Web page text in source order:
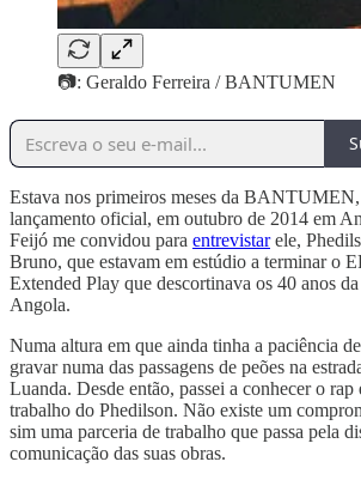
📷: Geraldo Ferreira / BANTUMEN
Estava nos primeiros meses da BANTUMEN,
lançamento oficial, em outubro de 2014 em
Feijó me convidou para entrevistarele,
Bruno, que estavam em estúdio a terminar o
Extended Play que descortinava os 40 anos
Angola.
Numa altura em que ainda tinha a paciência
gravar numa das passagens de peões na
Luanda. Desde então, passei a conhecer o rap
trabalho do Phedilson. Não existe um
sim uma parceria de trabalho que passa pela
comunicação das suas obras.